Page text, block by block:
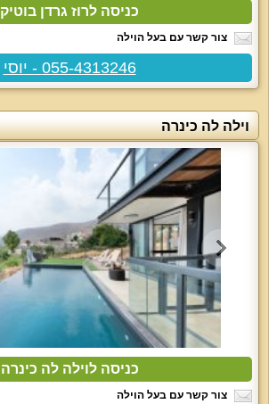
כניסה לרוז גרדן בוטיק
צור קשר עם בעל הוילה
055-4313246 - יוסי
וילה לה כינרה
כניסה לוילה לה כינרה
צור קשר עם בעל הוילה